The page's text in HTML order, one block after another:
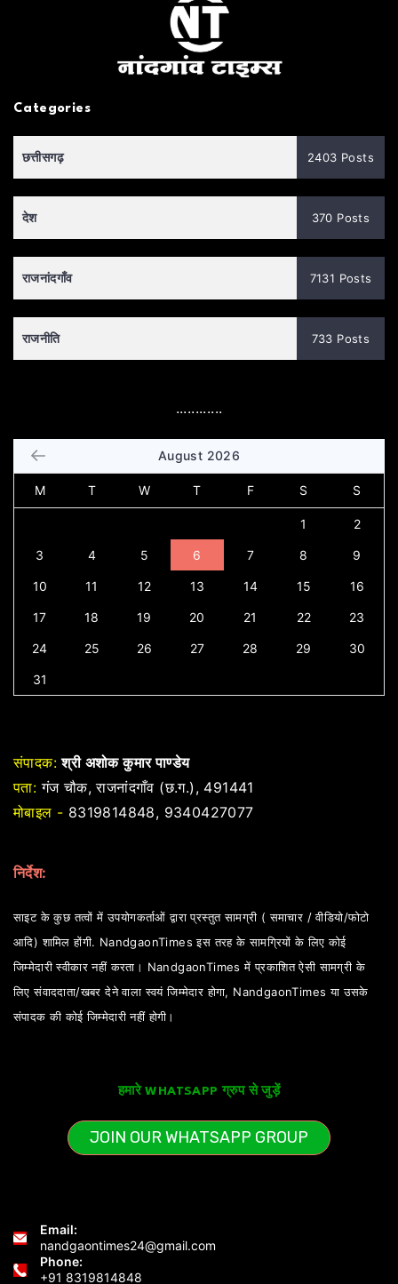
Categories
छत्तीसगढ़ 2403 Posts
देश 370 Posts
राजनांदगाँव 7131 Posts
राजनीति 733 Posts
............
August 2026
M T W T F S S
1 2
3 4 5 6 7 8 9
10 11 12 13 14 15 16
17 18 19 20 21 22 23
24 25 26 27 28 29 30
31
संपादक: श्री अशोक कुमार पाण्डेय
पता: गंज चौक, राजनांदगाँव (छ.ग.), 491441
मोबाइल - 8319814848, 9340427077
निर्देश:
साइट के कुछ तत्वों में उपयोगकर्ताओं द्वारा प्रस्तुत सामग्री ( समाचार / वीडियो/फोटो
आदि) शामिल होंगी. NandgaonTimes इस तरह के सामग्रियों के लिए कोई
जिम्मेदारी स्वीकार नहीं करता। NandgaonTimes में प्रकाशित ऐसी सामग्री के
लिए संवाददाता/खबर देने वाला स्वयं जिम्मेदार होगा, NandgaonTimes या उसके
संपादक की कोई जिम्मेदारी नहीं होगी।
हमारे WHATSAPP ग्रुप से जुड़ें
JOIN OUR WHATSAPP GROUP
Email:
nandgaontimes24@gmail.com
Phone:
+91 8319814848